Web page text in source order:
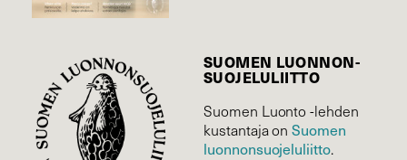
SUOMEN LUONNON­
SUOJELU­LIITTO
Suomen Luonto -lehden
kustantaja onSuomen
luonnonsuojelu­liitto.